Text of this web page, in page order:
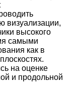
визуализации,
высокого
самыми
как в
на оценке
и продольной